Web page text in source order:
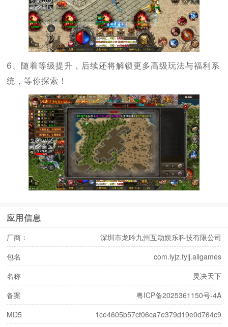
6、随着等级提升，后续还将解锁更多高级玩法与福利系
统，等你探索！
应用信息
厂商：
深圳市龙吟九州互动娱乐科技有限公司
包名
com.lyjz.tylj.aligames
名称
灵决天下
备案
粤ICP备2025361150号-4A
MD5
1ce4605b57cf06ca7e379d19e0d764c9